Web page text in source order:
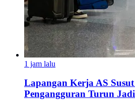
1 jam lalu
Lapangan Kerja AS
Pengangguran Turun